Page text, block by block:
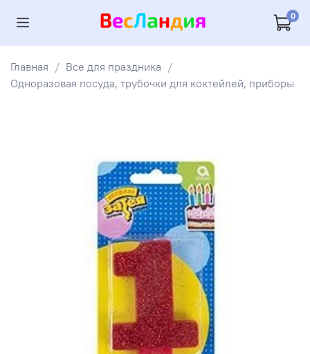
0
Главная
Все для праздника
Одноразовая посуда, трубочки для коктейлей, приборы